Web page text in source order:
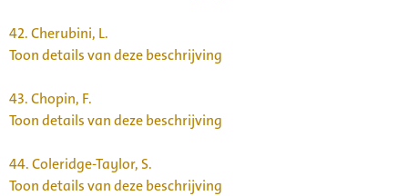
42.Cherubini, L.
Toon details van deze beschrijving
43.Chopin, F.
Toon details van deze beschrijving
44.Coleridge-Taylor, S.
Toon details van deze beschrijving